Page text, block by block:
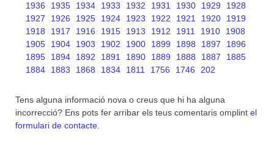
1936
1935 1934 1933 1932 1931 1930 1929
1928
1927
1926 1925 1924 1923 1922 1921 1920
1919
1918
1917 1916 1915 1913 1912 1911 1910
1908
1905
1904 1903 1902 1900 1899 1898 1897
1896
1895
1894 1892 1891 1890 1889 1888 1887
1885
1884
1883 1868 1834 1811 1756 1746 202
Tens alguna informació nova o creus que hi ha alguna
incorrecció? Ens pots fer arribar els teus comentaris omplint el
formulari de contacte